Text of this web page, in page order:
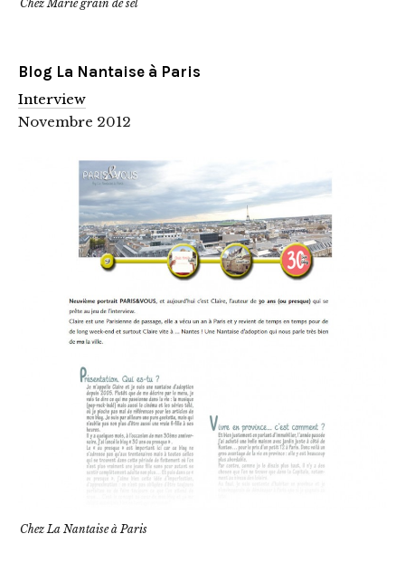
Chez Marie grain de sel
Blog La Nantaise à Paris
Interview
Novembre 2012
Chez La Nantaise à Paris